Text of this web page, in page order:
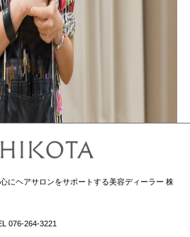
にヘアサロンをサポートする美容ディーラー 株
076-264-3221